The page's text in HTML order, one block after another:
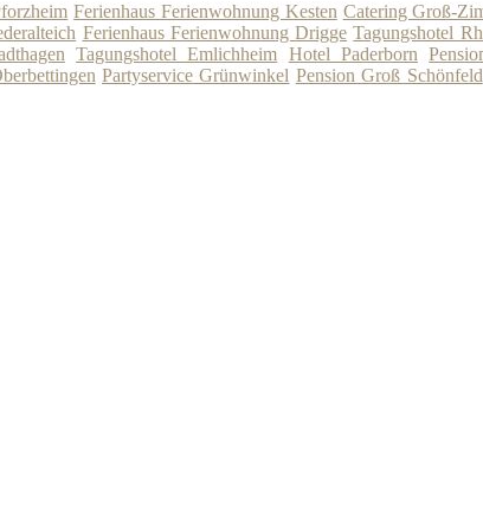
Ferienhaus Ferienwohnung Kesten Catering Groß-
Ferienhaus Ferienwohnung Drigge Tagungshotel
Tagungshotel Emlichheim Hotel Paderborn
Partyservice Grünwinkel Pension Groß Schönfeld